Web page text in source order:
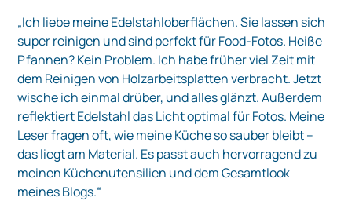
„Ich liebe meine Edelstahloberflächen. Sie lassen sich
super reinigen und sind perfekt für Food-Fotos. Heiße
Pfannen? Kein Problem. Ich habe früher viel Zeit mit
dem Reinigen von Holzarbeitsplatten verbracht. Jetzt
wische ich einmal drüber, und alles glänzt. Außerdem
reflektiert Edelstahl das Licht optimal für Fotos. Meine
Leser fragen oft, wie meine Küche so sauber bleibt –
das liegt am Material. Es passt auch hervorragend zu
meinen Küchenutensilien und dem Gesamtlook
meines Blogs.“